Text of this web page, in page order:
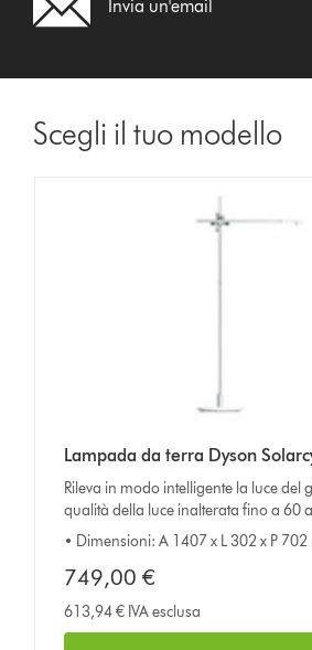
Invia un'email
Scegli il tuo modello
Lampada da terra Dyson
Rileva in modo intelligente la luce del
qualità della luce inalterata fino a 60
• Dimensioni: A 1407 x L 302 x P 702
749,00 €
613,94 € IVA esclusa